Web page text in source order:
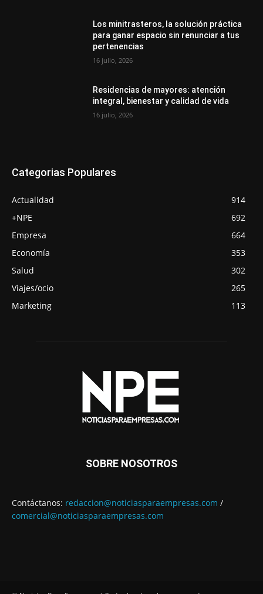
Los minitrasteros, la solución práctica
para ganar espacio sin renunciar a tus
pertenencias
16 julio, 2026
Residencias de mayores: atención
integral, bienestar y calidad de vida
16 julio, 2026
Categorias Populares
Actualidad
914
+NPE
692
Empresa
664
Economía
353
Salud
302
Viajes/ocio
265
Marketing
113
SOBRE NOSOTROS
Contáctanos: redaccion@noticiasparaempresas.com /
comercial@noticiasparaempresas.com